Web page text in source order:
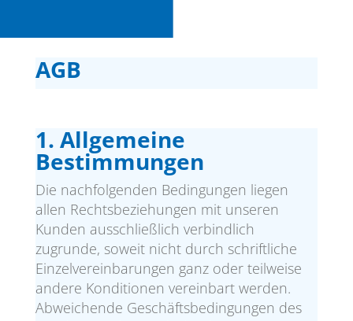
AGB
1. Allgemeine
Bestimmungen
Die nachfolgenden Bedingungen liegen
allen Rechtsbeziehungen mit unseren
Kunden ausschließlich verbindlich
zugrunde, soweit nicht durch schriftliche
Einzelvereinbarungen ganz oder teilweise
andere Konditionen vereinbart werden.
Abweichende Geschäftsbedingungen des